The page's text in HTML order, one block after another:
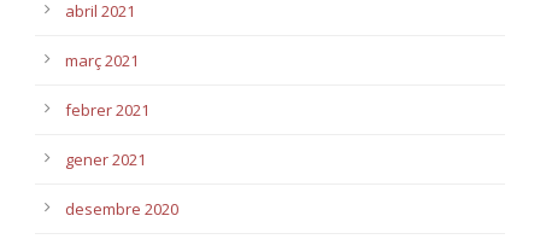
abril 2021
març 2021
febrer 2021
gener 2021
desembre 2020